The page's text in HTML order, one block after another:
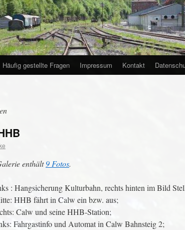
Häufig gestellte Fragen Impressum Kontakt
enthält9 Fotos.
: Hangsicherung Kulturbahn, rechts hinten im Bild
HHB fährt in Calw ein bzw. aus;
Calw und seine HHB-Station;
Fahrgastinfo und Automat in Calw Bahnsteig 2;